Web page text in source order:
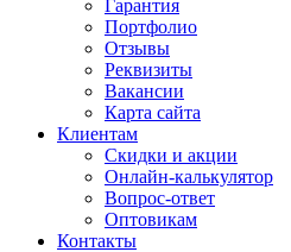
Гарантия
Портфолио
Отзывы
Реквизиты
Вакансии
Карта сайта
Клиентам
Скидки и акции
Онлайн-калькулятор
Вопрос-ответ
Оптовикам
Контакты